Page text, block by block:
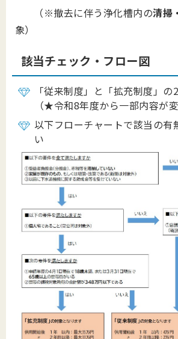
（※撤去に伴う浄化槽内の清掃
象）
該当チェック・フロー図
「従来制度」と「拡充制度」
（★令和8年度から一部内容が変
以下フローチャートで該当の有
い